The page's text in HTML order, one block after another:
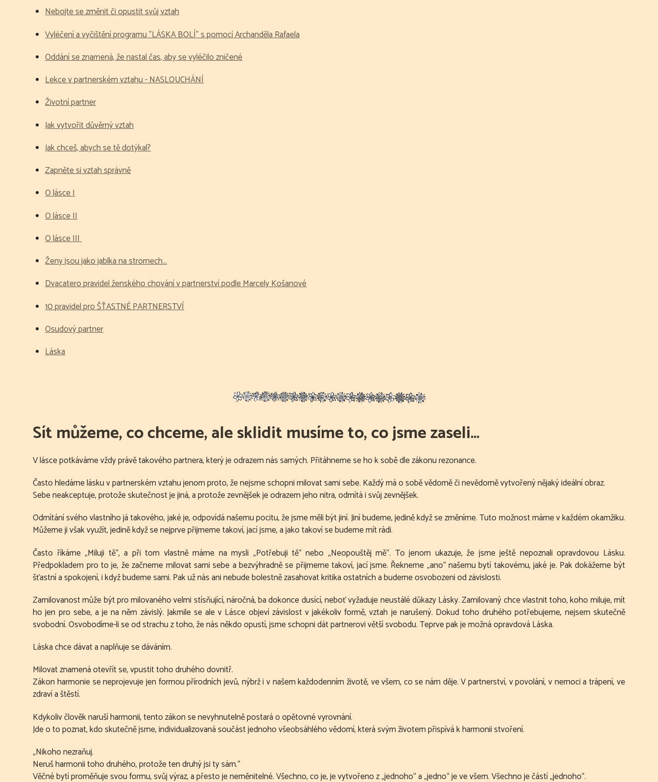
Nebojte se změnit či opustit svůj vztah
Vyléčení a vyčištění programu "LÁSKA BOLÍ" s pomocí Archanděla Rafaela
Oddání se znamená, že nastal čas, aby se vyléčilo zničené
Lekce v partnerském vztahu - NASLOUCHÁNÍ
Životní partner
Jak vytvořit důvěrný vztah
Jak chceš, abych se tě dotýkal?
Zapněte si vztah správně
O lásce I
O lásce II
O lásce III
Ženy jsou jako jablka na stromech...
Dvacatero pravidel ženského chování v partnerství podle Marcely Košanové
10 pravidel pro ŠŤASTNÉ PARTNERSTVÍ
Osudový partner
Láska
Sít můžeme, co chceme, ale sklidit musíme to, co jsme zaseli…
V lásce potkáváme vždy právě takového partnera, který je odrazem nás samých. Přitáhneme se ho k sobě dle zákonu rezonance.
Často hledáme lásku v partnerském vztahu jenom proto, že nejsme schopni milovat sami sebe. Každý má o sobě vědomě či nevědomě vytvořený nějaký ideální obraz.
Sebe neakceptuje, protože skutečnost je jiná, a protože zevnějšek je odrazem jeho nitra, odmítá i svůj zevnějšek.
Odmítání svého vlastního já takového, jaké je, odpovídá našemu pocitu, že jsme měli být jiní. Jiní budeme, jedině když se změníme. Tuto možnost máme v každém okamžiku.
Můžeme ji však využít, jedině když se nejprve přijmeme takoví, jací jsme, a jako takoví se budeme mít rádi.
Často říkáme „Miluji tě“, a při tom vlastně máme na mysli „Potřebuji tě“ nebo „Neopouštěj mě“. To jenom ukazuje, že jsme ještě nepoznali opravdovou Lásku.
Předpokladem pro to je, že začneme milovat sami sebe a bezvýhradně se přijmeme takoví, jací jsme. Řekneme „ano“ našemu bytí takovému, jaké je. Pak dokážeme být
šťastní a spokojení, i když budeme sami. Pak už nás ani nebude bolestně zasahovat kritika ostatních a budeme osvobozeni od závislosti.
Zamilovanost může být pro milovaného velmi stísňující, náročná, ba dokonce dusící, neboť vyžaduje neustálé důkazy Lásky. Zamilovaný chce vlastnit toho, koho miluje, mít
ho jen pro sebe, a je na něm závislý. Jakmile se ale v Lásce objeví závislost v jakékoliv formě, vztah je narušený. Dokud toho druhého potřebujeme, nejsem skutečně
svobodní. Osvobodíme-li se od strachu z toho, že nás někdo opustí, jsme schopni dát partnerovi větší svobodu. Teprve pak je možná opravdová Láska.
Láska chce dávat a naplňuje se dáváním.
Milovat znamená otevřít se, vpustit toho druhého dovnitř.
Zákon harmonie se neprojevuje jen formou přírodních jevů, nýbrž i v našem každodenním životě, ve všem, co se nám děje. V partnerství, v povolání, v nemoci a trápení, ve
zdraví a štěstí.
Kdykoliv člověk naruší harmonii, tento zákon se nevyhnutelně postará o opětovné vyrovnání.
Jde o to poznat, kdo skutečně jsme, individualizovaná součást jednoho všeobsáhlého vědomí, která svým životem přispívá k harmonii stvoření.
„Nikoho nezraňuj.
Neruš harmonii toho druhého, protože ten druhý jsi ty sám.“
Věčné bytí proměňuje svou formu, svůj výraz, a přesto je neměnitelné. Všechno, co je, je vytvořeno z „jednoho“ a „jedno“ je ve všem. Všechno je částí „jednoho“.